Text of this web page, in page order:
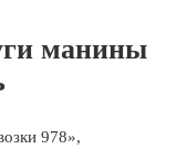
манины
978»,